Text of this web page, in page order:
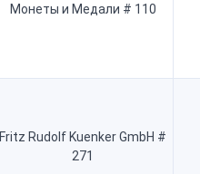
Монеты и Медали # 110
Fritz Rudolf Kuenker GmbH #
271